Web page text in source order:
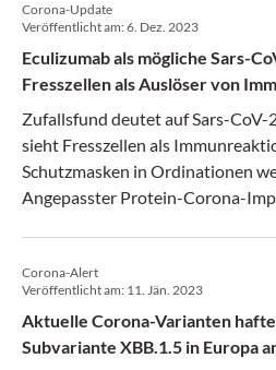
Corona-Update
Veröffentlicht am:6. Dez. 2023
Eculizumab als mögliche Sars-
Fresszellen als Auslöser von
Zufallsfund deutet auf Sars-CoV-
sieht Fresszellen als
Schutzmasken in Ordinationen
Angepasster Protein-Corona-
Corona-Alert
Veröffentlicht am: 11. Jän. 2023
Aktuelle Corona-Varianten
Subvariante XBB.1.5 in Europa